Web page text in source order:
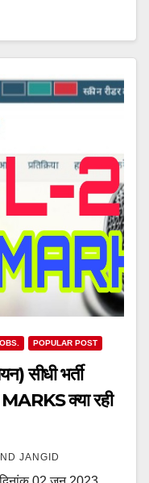
POPULAR POST
सीधी भर्ती
क्या रही
JANGID